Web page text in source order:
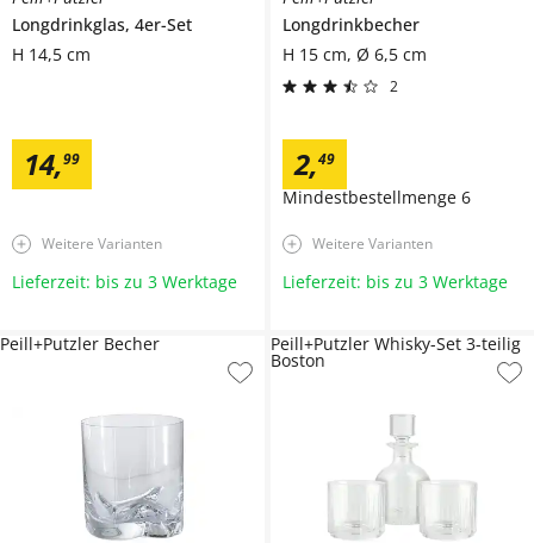
Longdrinkglas, 4er-Set
H 14,5 cm
14,99
Weitere Varianten
Lieferzeit: bis zu 3 Werktage
Longdrinkbecher
H 15 cm, Ø 6,5 cm
2
2,49
Mindestbestellmenge 6
Weitere Varianten
Lieferzeit: bis zu 3 Werktage
Peill+Putzler Becher Peill+Putzler Whisky-Set 3-teilig
Boston